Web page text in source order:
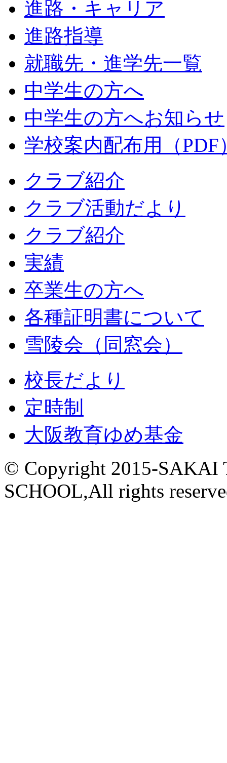
進路・キャリア
進路指導
就職先・進学先一覧
中学生の方へ
中学生の方へお知らせ
学校案内配布用（PDF
クラブ紹介
クラブ活動だより
クラブ紹介
実績
卒業生の方へ
各種証明書について
雪陵会（同窓会）
校長だより
定時制
大阪教育ゆめ基金
© Copyright 2015-SAKAI
SCHOOL,All rights